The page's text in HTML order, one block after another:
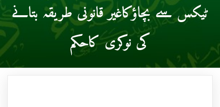
ٹیکس سے بچاؤکاغیر قانونی طریقہ بتانے
کی نوکری کاحکم